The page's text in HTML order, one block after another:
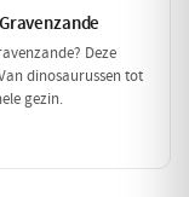
Deze
dinosaurussen tot
gezin.